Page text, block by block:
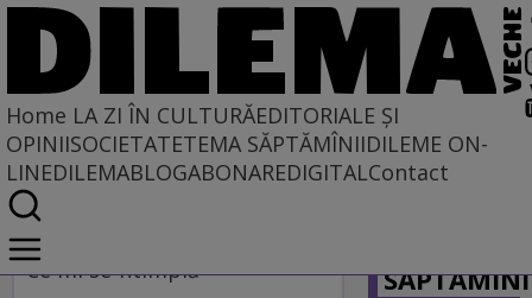
Home LA ZI ÎN CULTURĂEDITORIALE ȘI
OPINIISOCIETATETEMA SĂPTĂMÎNIIDILEME ON-
LINEDILEMABLOGABONAREDIGITALContact
Home
La zi în cultură
Ce mi se-ntîmplă